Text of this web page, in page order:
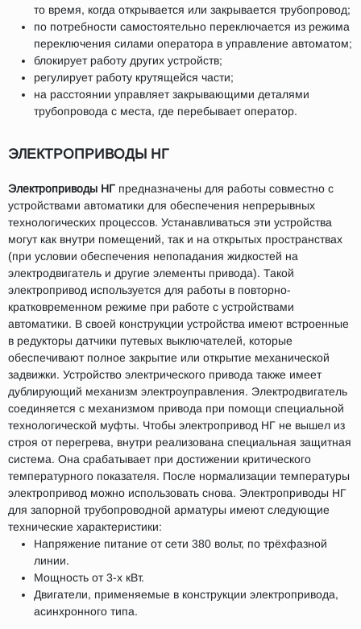
то время, когда открывается или закрывается трубопровод;
по потребности самостоятельно переключается из режима
переключения силами оператора в управление автоматом;
блокирует работу других устройств;
регулирует работу крутящейся части;
на расстоянии управляет закрывающими деталями
трубопровода с места, где перебывает оператор.
ЭЛЕКТРОПРИВОДЫ НГ
Электроприводы НГ предназначены для работы совместно с
устройствами автоматики для обеспечения непрерывных
технологических процессов. Устанавливаться эти устройства
могут как внутри помещений, так и на открытых пространствах
(при условии обеспечения непопадания жидкостей на
электродвигатель и другие элементы привода). Такой
электропривод используется для работы в повторно-
кратковременном режиме при работе с устройствами
автоматики. В своей конструкции устройства имеют встроенные
в редукторы датчики путевых выключателей, которые
обеспечивают полное закрытие или открытие механической
задвижки. Устройство электрического привода также имеет
дублирующий механизм электроуправления. Электродвигатель
соединяется с механизмом привода при помощи специальной
технологической муфты. Чтобы электропривод НГ не вышел из
строя от перегрева, внутри реализована специальная защитная
система. Она срабатывает при достижении критического
температурного показателя. После нормализации температуры
электропривод можно использовать снова. Электроприводы НГ
для запорной трубопроводной арматуры имеют следующие
технические характеристики:
Напряжение питание от сети 380 вольт, по трёхфазной
линии.
Мощность от 3-х кВт.
Двигатели, применяемые в конструкции электропривода,
асинхронного типа.